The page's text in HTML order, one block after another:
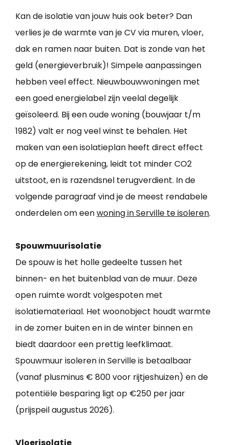
Kan de isolatie van jouw huis ook beter? Dan
verlies je de warmte van je CV via muren, vloer,
dak en ramen naar buiten. Dat is zonde van het
geld (energieverbruik)! Simpele aanpassingen
hebben veel effect. Nieuwbouwwoningen met
een goed energielabel zijn veelal degelijk
geïsoleerd. Bij een oude woning (bouwjaar t/m
1982) valt er nog veel winst te behalen. Het
maken van een isolatieplan heeft direct effect
op de energierekening, leidt tot minder CO2
uitstoot, en is razendsnel terugverdient. In de
volgende paragraaf vind je de meest rendabele
onderdelen om eenwoning in Serville te isoleren.
Spouwmuurisolatie
De spouw is het holle gedeelte tussen het
binnen- en het buitenblad van de muur. Deze
open ruimte wordt volgespoten met
isolatiemateriaal. Het woonobject houdt warmte
in de zomer buiten en in de winter binnen en
biedt daardoor een prettig leefklimaat.
Spouwmuur isoleren in Serville is betaalbaar
(vanaf plusminus € 800 voor rijtjeshuizen) en de
potentiële besparing ligt op €250 per jaar
(prijspeil augustus 2026).